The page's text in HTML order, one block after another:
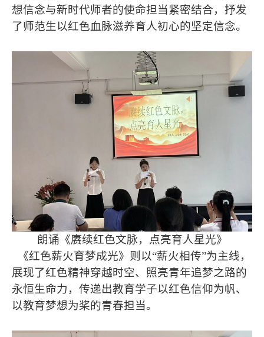
想信念与新时代师者的使命担当紧密结合，抒发
了师范生以红色血脉滋养育人初心的坚定信念。
朗诵《赓续红色文脉，点亮育人星光》
《红色薪火育梦成光》则以“薪火相传”为主线，
展现了红色精神穿越时空、照亮青年追梦之路的
永恒生命力，传递出教育学子以红色信仰为帆、
以教育梦想为桨的青春担当。